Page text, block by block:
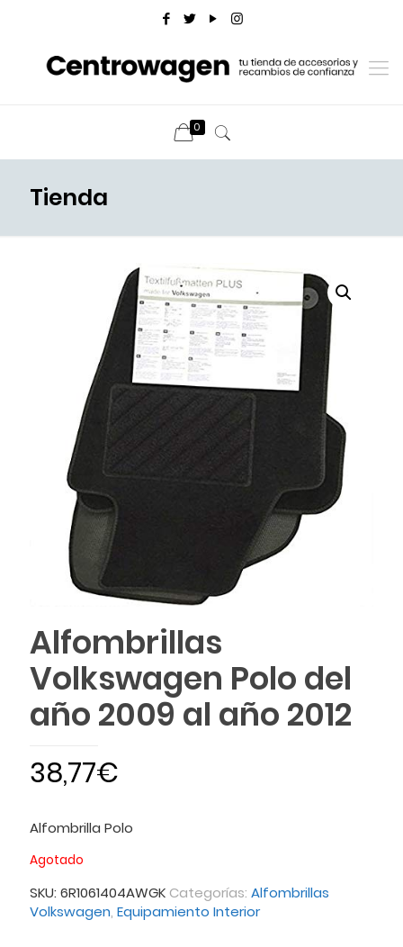
0
Tienda
Alfombrillas
Volkswagen Polo del
año 2009 al año 2012
38,77€
Alfombrilla Polo
Agotado
SKU: 6R1061404AWGK Categorías: Alfombrillas
Volkswagen, Equipamiento Interior